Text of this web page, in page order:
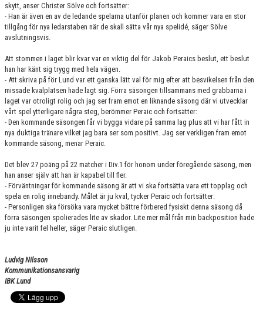
skytt, anser Christer Sölve och fortsätter:
- Han är även en av de ledande spelarna utanför planen och kommer vara en stor
tillgång för nya ledarstaben när de skall sätta vår nya spelidé, säger Sölve
avslutningsvis.
Att stommen i laget blir kvar var en viktig del för Jakob Peraics beslut, ett beslut
han har känt sig trygg med hela vägen.
- Att skriva på för Lund var ett ganska lätt val för mig efter att besvikelsen från den
missade kvalplatsen hade lagt sig. Förra säsongen tillsammans med grabbarna i
laget var otroligt rolig och jag ser fram emot en liknande säsong där vi utvecklar
vårt spel ytterligare några steg, berömmer Peraic och fortsätter:
- Den kommande säsongen får vi bygga vidare på samma lag plus att vi har fått in
nya duktiga tränare vilket jag bara ser som positivt. Jag ser verkligen fram emot
kommande säsong, menar Peraic.
Det blev 27 poäng på 22 matcher i Div.1 för honom under föregående säsong, men
han anser själv att han är kapabel till fler.
- Förväntningar för kommande säsong är att vi ska fortsätta vara ett topplag och
spela en rolig innebandy. Målet är ju kval, tycker Peraic och fortsätter:
- Personligen ska försöka vara mycket bättre förbered fysiskt denna säsong då
förra säsongen spolierades lite av skador. Lite mer mål från min backposition hade
ju inte varit fel heller, säger Peraic slutligen.
Ludvig Nilsson
Kommunikationsansvarig
IBK Lund